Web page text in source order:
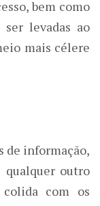
bem como
levadas ao
mais célere
de informação,
qualquer outro
com os